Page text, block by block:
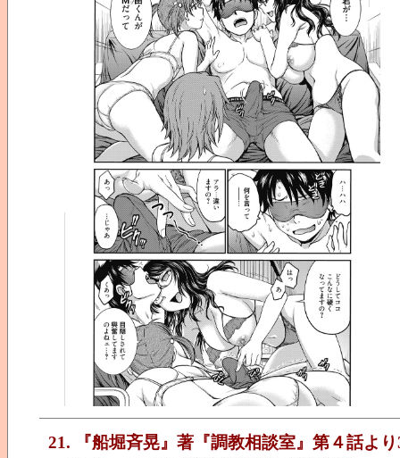
21. 『船堀斉晃』著『調教相談室』第４話より